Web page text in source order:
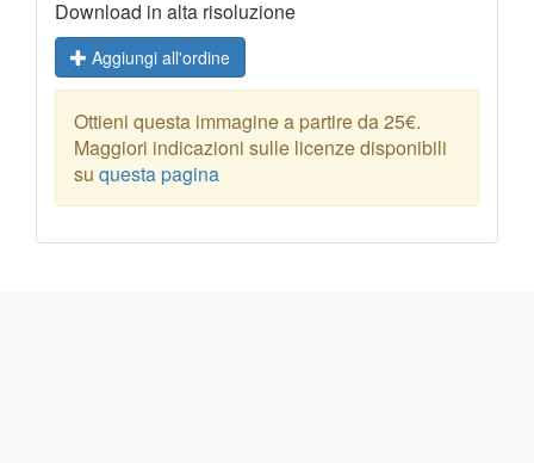
Download in alta risoluzione
Aggiungi all'ordine
Ottieni questa immagine a partire da 25€.
Maggiori indicazioni sulle licenze disponibili
su questa pagina